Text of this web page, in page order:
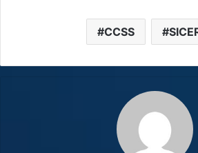
CCSS